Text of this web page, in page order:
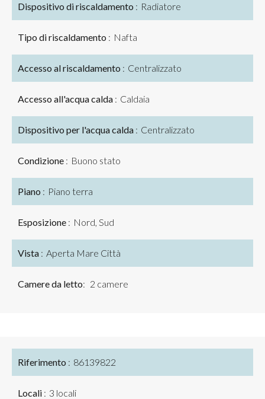
Dispositivo di riscaldamento Radiatore
Tipo di riscaldamento Nafta
Accesso al riscaldamento Centralizzato
Accesso all'acqua calda Caldaia
Dispositivo per l'acqua calda Centralizzato
Condizione Buono stato
Piano Piano terra
Esposizione Nord, Sud
Vista Aperta Mare Città
Camere da letto 2 camere
Riferimento 86139822
Locali 3 locali